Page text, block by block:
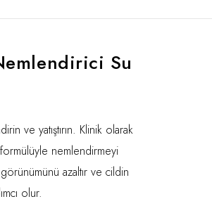
Su
ve yatıştırın. Klinik olarak
nemlendirmeyi
görünümünü azaltır ve cildin
olur.